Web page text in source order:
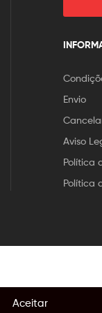
Aceitar
Envio
Aviso
Política
Política